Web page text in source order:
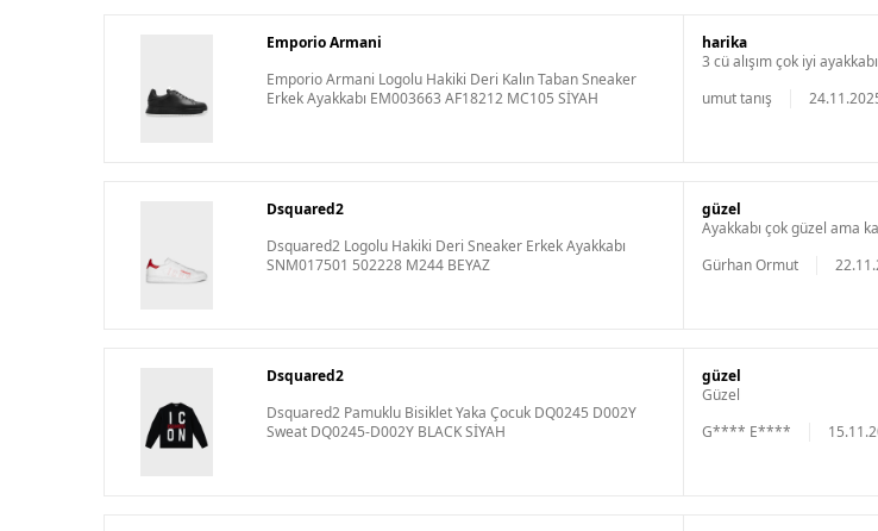
Emporio Armani
Emporio Armani Logolu Hakiki Deri Kalın Taban Sneaker
Erkek Ayakkabı EM003663 AF18212 MC105 SİYAH
harika
3 cü alışım çok iyi ayakkabı
umut tanış
Dsquared2
Dsquared2 Logolu Hakiki Deri Sneaker Erkek Ayakkabı
SNM017501 502228 M244 BEYAZ
güzel
Ayakkabı çok güzel ama
Gürhan Ormut
Dsquared2
Dsquared2 Pamuklu Bisiklet Yaka Çocuk DQ0245 D002Y
Sweat DQ0245-D002Y BLACK SİYAH
güzel
Güzel
G**** E****